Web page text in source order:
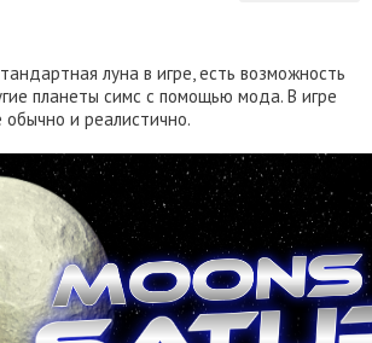
луна в игре, есть возможность
планеты симс с помощью мода. В игре
и реалистично.